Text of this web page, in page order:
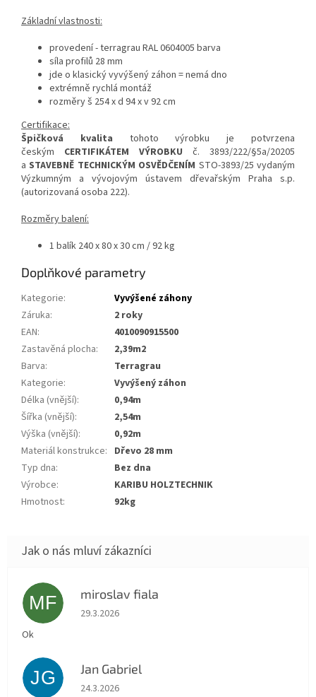
Základní vlastnosti:
provedení - terragrau RAL 0604005 barva
síla profilů 28 mm
jde o klasický vyvýšený záhon = nemá dno
extrémně rychlá montáž
rozměry š 254 x d 94 x v 92 cm
Certifikace:
Špičková kvalita tohoto výrobku je potvrzena
českým CERTIFIKÁTEM VÝROBKU č. 3893/222/§5a/20205
aSTAVEBNĚ TECHNICKÝM OSVĚDČENÍM STO-3893/25 vydaným
Výzkumným a vývojovým ústavem dřevařským Praha s.p.
(autorizovaná osoba 222).
Rozměry balení:
1 balík 240 x 80 x 30 cm / 92 kg
Doplňkové parametry
Kategorie:
Vyvýšené záhony
Záruka:
2 roky
EAN:
4010090915500
Zastavěná plocha:
2,39m2
Barva:
terragrau
Kategorie:
vyvýšený záhon
Délka (vnější):
0,94m
Šířka (vnější):
2,54m
Výška (vnější):
0,92m
Materiál konstrukce:
dřevo 28 mm
Typ dna:
bez dna
Výrobce:
KARIBU HOLZTECHNIK
Hmotnost: 92kg
MF miroslav fiala
Hodnocení obchodu je 5 z 5 hvězdiček.
29.3.2026
Ok
JG Jan Gabriel
Hodnocení obchodu je 5 z 5 hvězdiček.
24.3.2026